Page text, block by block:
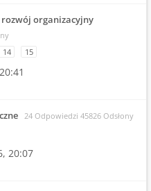
organizacyjny
14 15
24 Odpowiedzi 45826 Odsłony
20:07